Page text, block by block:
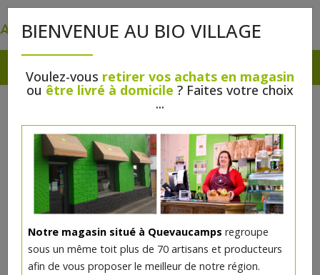
BIENVENUE AU BIO VILLAGE
Voulez-vous retirer vos achats en magasin
ou être livré à domicile ? Faites votre choix
...
Notre magasin situé à Quevaucamps regroupe
sous un même toit plus de 70 artisans et producteurs
afin de vous proposer le meilleur de notre région.